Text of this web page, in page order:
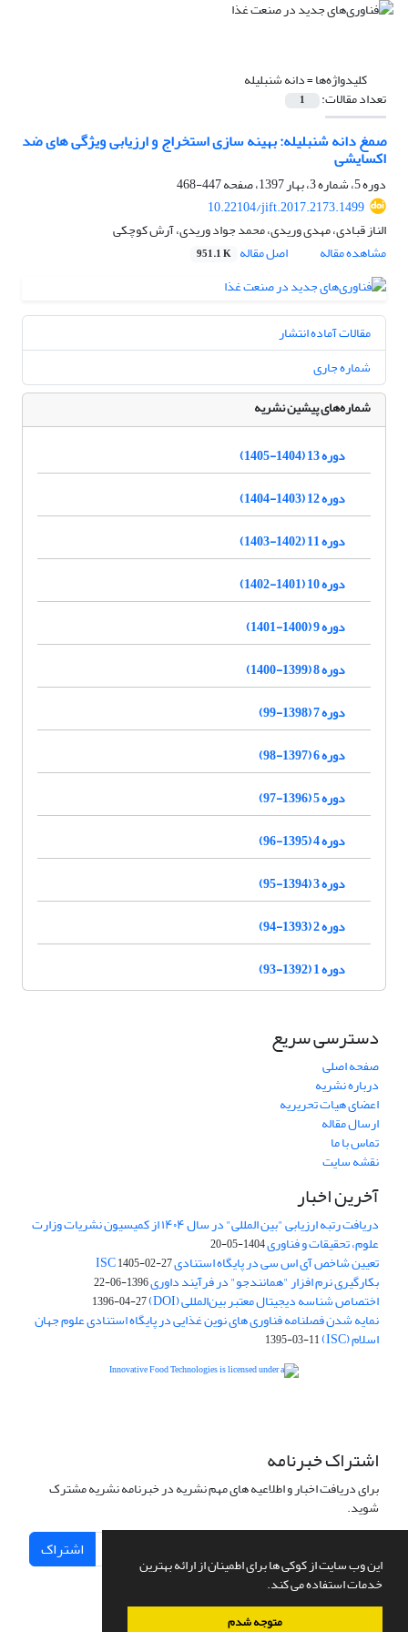
این وب سایت از کوکی ها برای اطمینان از ارائه بهترین
خدمات استفاده می کند.
متوجه شدم
کلیدواژه‌ها =دانه شنبلیله
تعداد مقالات: 1
صمغ دانه شنبلیله: بهینه سازی استخراج و ارزیابی ویژگی های ضد
اکسایشی
دوره 5، شماره 3، بهار 1397، صفحه
447-468
10.22104/jift.2017.2173.1499
الناز قبادی، مهدی وریدی، محمد جواد وریدی، آرش کوچکی
مشاهده مقاله
اصل مقاله 951.1 K
مقالات آماده انتشار
شماره جاری
شماره‌های پیشین نشریه
دوره 13 (1404-1405)
دوره 12 (1403-1404)
دوره 11 (1402-1403)
دوره 10 (1401-1402)
دوره 9 (1400-1401)
دوره 8 (1399-1400)
دوره 7 (1398-99)
دوره 6 (1397-98)
دوره 5 (1396-97)
دوره 4 (1395-96)
دوره 3 (1394-95)
دوره 2 (1393-94)
دوره 1 (1392-93)
دسترسی سریع
صفحه اصلی
درباره نشریه
اعضای هیات تحریریه
ارسال مقاله
تماس با ما
نقشه سایت
آخرین اخبار
دریافت رتبه ارزیابی "بین المللی" در سال ۱۴۰۴ از کمیسیون نشریات وزارت
علوم، تحقیقات و فناوری1404-05-20
تعیین شاخص آی اس سی در پایگاه استنادی ISC1405-02-27
بکارگیری نرم افزار "همانندجو" در فرآیند داوری1396-06-22
اختصاص شناسه دیجیتال معتبر بین‌المللی (DOI) 1396-04-27
نمایه شدن فصلنامه فناوری های نوین غذایی در پایگاه استنادی علوم جهان
اسلام (ISC) 1395-03-11
اشتراک خبرنامه
برای دریافت اخبار و اطلاعیه های مهم نشریه در خبرنامه نشریه مشترک
شوید.
اشتراک